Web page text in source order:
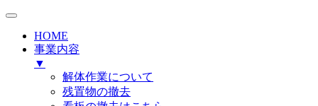
HOME
事業内容
▼
解体作業について
残置物の撤去